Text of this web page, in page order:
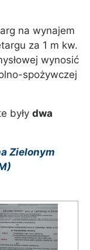
na wynajem
za 1 m kw.
wynosić
spożywczej
były dwa
Zielonym